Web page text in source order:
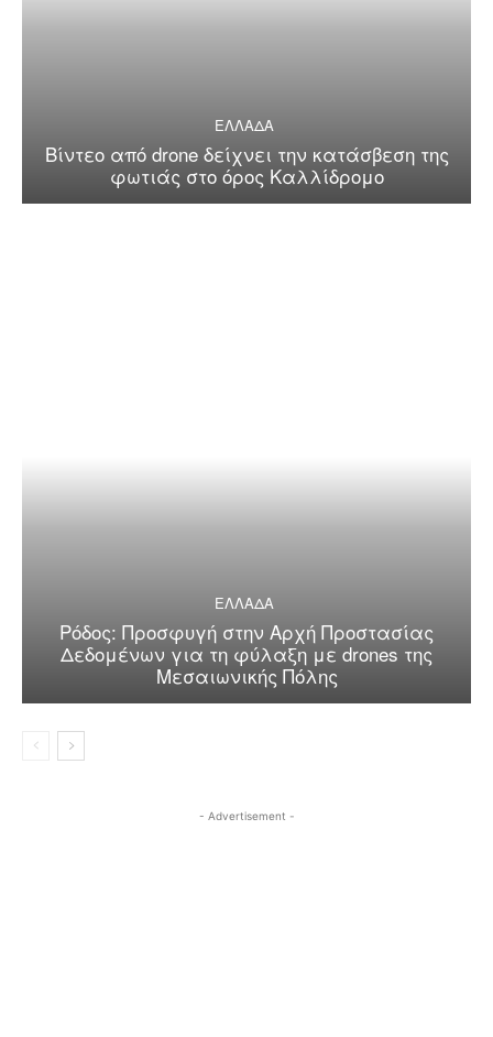
ΕΛΛΑΔΑ
Βίντεο από drone δείχνει την κατάσβεση της
φωτιάς στο όρος Καλλίδρομο
ΕΛΛΑΔΑ
Ρόδος: Προσφυγή στην Αρχή Προστασίας
Δεδομένων για τη φύλαξη με drones της
Μεσαιωνικής Πόλης
- Advertisement -